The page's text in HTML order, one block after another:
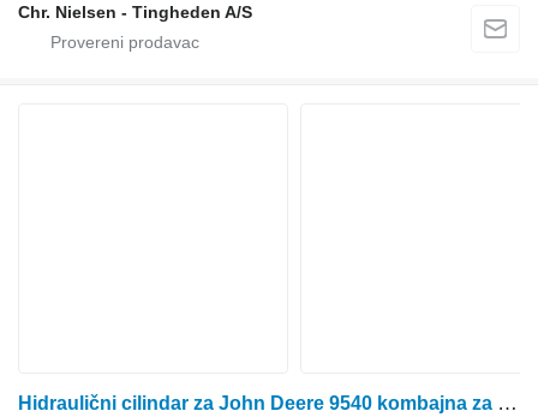
Chr. Nielsen - Tingheden A/S
Hidraulični cilindar za John Deere 9540 kombajna za žito